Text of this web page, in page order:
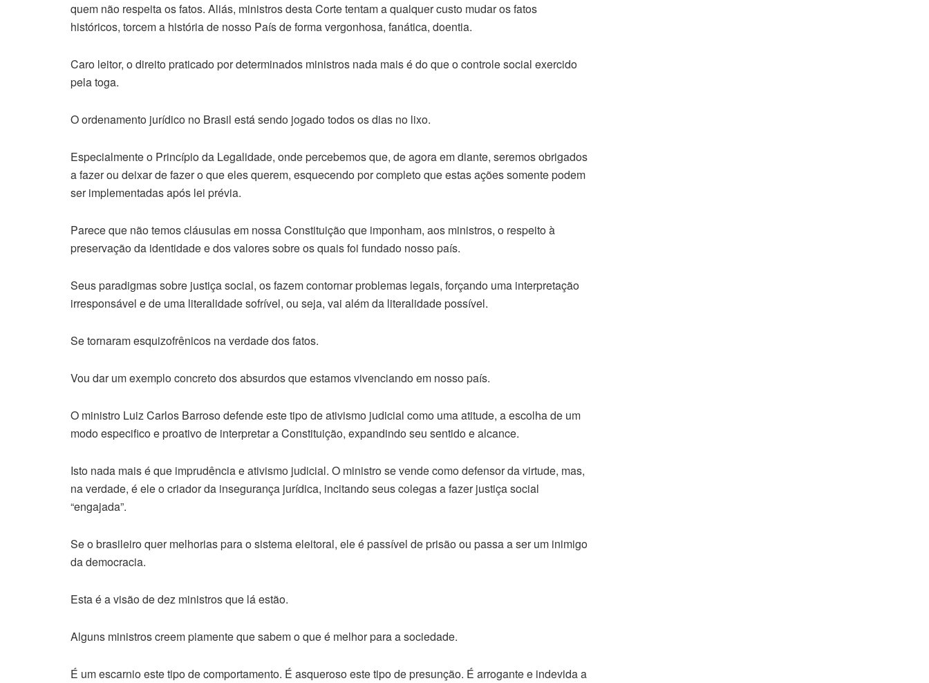
quem não respeita os fatos. Aliás, ministros desta Corte tentam a qualquer custo mudar os fatos
históricos, torcem a história de nosso País de forma vergonhosa, fanática, doentia.
Caro leitor, o direito praticado por determinados ministros nada mais é do que o controle social exercido
pela toga.
O ordenamento jurídico no Brasil está sendo jogado todos os dias no lixo.
Especialmente o Princípio da Legalidade, onde percebemos que, de agora em diante, seremos obrigados
a fazer ou deixar de fazer o que eles querem, esquecendo por completo que estas ações somente podem
ser implementadas após lei prévia.
Parece que não temos cláusulas em nossa Constituição que imponham, aos ministros, o respeito à
preservação da identidade e dos valores sobre os quais foi fundado nosso país.
Seus paradigmas sobre justiça social, os fazem contornar problemas legais, forçando uma interpretação
irresponsável e de uma literalidade sofrível, ou seja, vai além da literalidade possível.
Se tornaram esquizofrênicos na verdade dos fatos.
Vou dar um exemplo concreto dos absurdos que estamos vivenciando em nosso país.
O ministro Luiz Carlos Barroso defende este tipo de ativismo judicial como uma atitude, a escolha de um
modo especifico e proativo de interpretar a Constituição, expandindo seu sentido e alcance.
Isto nada mais é que imprudência e ativismo judicial. O ministro se vende como defensor da virtude, mas,
na verdade, é ele o criador da insegurança jurídica, incitando seus colegas a fazer justiça social
“engajada”.
Se o brasileiro quer melhorias para o sistema eleitoral, ele é passível de prisão ou passa a ser um inimigo
da democracia.
Esta é a visão de dez ministros que lá estão.
Alguns ministros creem piamente que sabem o que é melhor para a sociedade.
É um escarnio este tipo de comportamento. É asqueroso este tipo de presunção. É arrogante e indevida a